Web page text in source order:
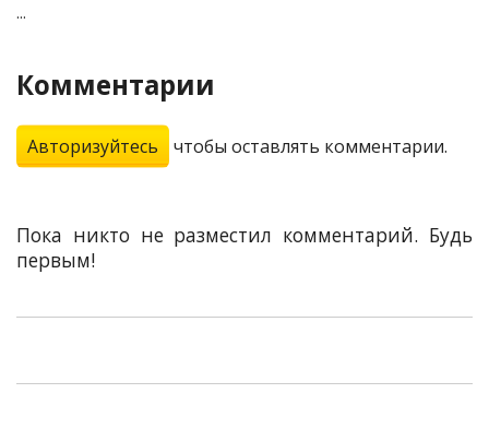
...
Комментарии
Авторизуйтесь чтобы оставлять комментарии.
Пока никто не разместил комментарий. Будь
первым!